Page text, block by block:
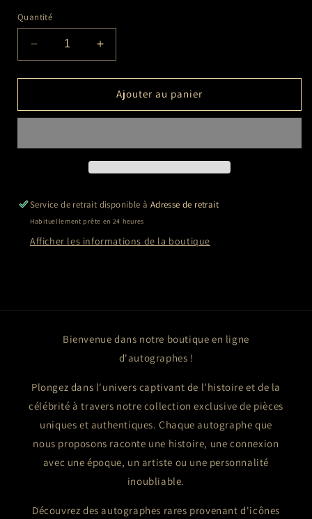
Quantité
Réduire
la
quantité
Demi
Augmenter
la
quantité
Demi
Ajouter au panier
Service de retrait disponible à Adresse de retrait
Habituellement prête en 24 heures
Afficher les informations de la boutique
Bienvenue dans notre boutique en ligne
d'autographes !
Plongez dans l'univers captivant de l'histoire et de la
célébrité à travers notre collection exclusive de pièces
uniques et authentiques. Chaque autographe que
nous proposons raconte une histoire, une connexion
avec une époque, un artiste ou une personnalité
inoubliable.
Découvrez des autographes rares provenant d'icônes